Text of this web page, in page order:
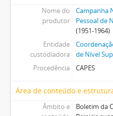
Nome do
produtor
Campanha
Pessoal de
(1951-1964)
Entidade
custodiadora
de Nível
Procedência
CAPES
Área de conteúdo e
Âmbito e
Boletim da